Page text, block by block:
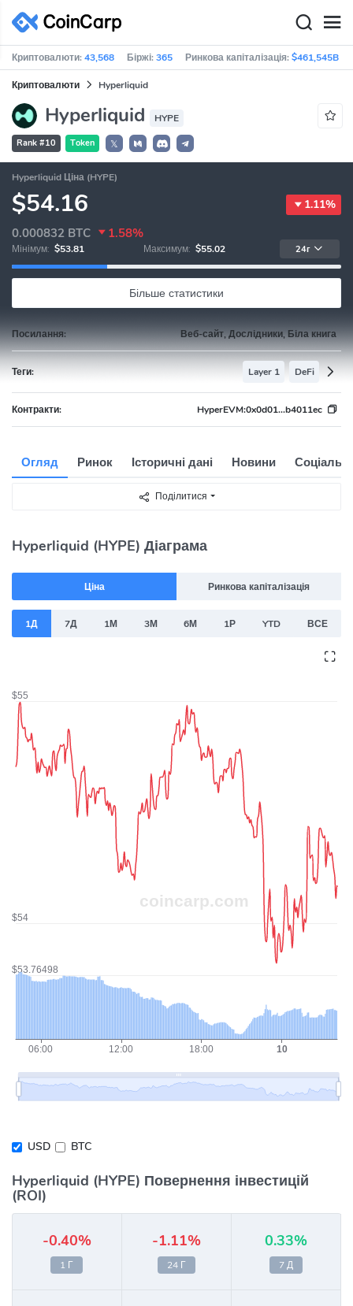
Криптовалюти:43,568 Біржі:365 Ринкова капіталізація:$461,545B
Криптовалюти Hyperliquid
Hyperliquid HYPE
Rank #10 Token 𝕏
Hyperliquid Ціна (HYPE)
$54.16 1.11%
0.000832 BTC 1.58%
Мінімум: $53.81 Максимум: $55.02 24г
Більше статистики
Посилання: Веб-сайт, Дослідники, Біла книга
Теги: Layer 1 DeFi
Контракти: HyperEVM:0x0d01...b4011ec
Огляд Ринок Історичні дані Новини
Поділитися
Hyperliquid (HYPE) Діаграма
Ціна Ринкова капіталізація
1Д 7Д 1М 3М 6М 1Р YTD ВСЕ
USD BTC
Hyperliquid (HYPE) Повернення інвестицій
(ROI)
-0.40%
1 Г
-1.11%
24 Г
0.33%
7 Д